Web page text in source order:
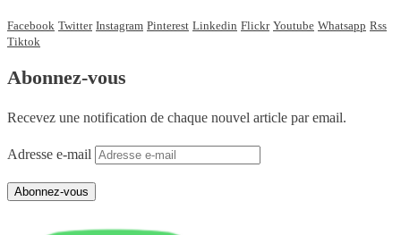
Facebook Twitter Instagram Pinterest Linkedin Flickr Youtube Whatsapp Rss
Tiktok
Abonnez-vous
Recevez une notification de chaque nouvel article par email.
Adresse e-mail
Abonnez-vous